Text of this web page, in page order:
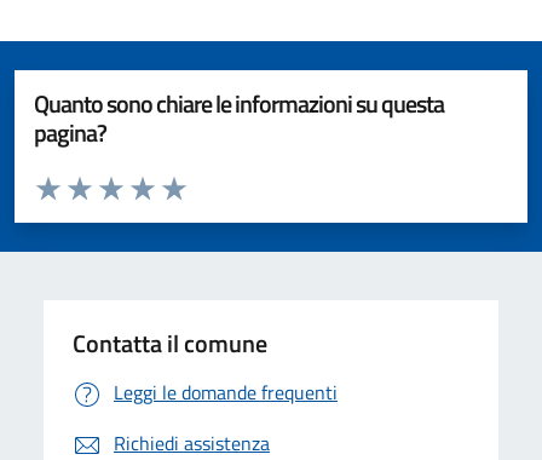
Quanto sono chiare le informazioni su questa
pagina?
Valuta da 1 a 5 stelle la pagina
Valuta 5 stelle su 5
Valuta 4 stelle su 5
Valuta 3 stelle su 5
Valuta 2 stelle su 5
Valuta 1 stelle su 5
Contatta il comune
Leggi le domande frequenti
Richiedi assistenza